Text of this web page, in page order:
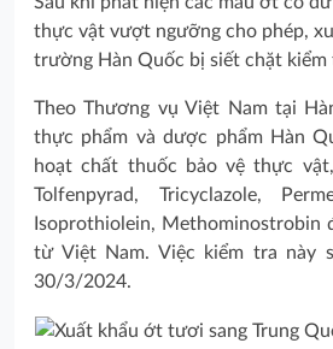
thực vật vượt ngưỡng cho phép,
trường Hàn Quốc bị siết chặt kiểm
Theo Thương vụ Việt Nam tại
thực phẩm và dược phẩm Hàn
hoạt chất thuốc bảo vệ thực
Tolfenpyrad, Tricyclazole,
Isoprothiolein, Methominostrobin
từ Việt Nam. Việc kiểm tra này
30/3/2024.